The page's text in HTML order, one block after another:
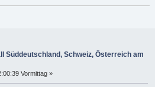
Süddeutschland, Schweiz, Österreich am
Vormittag »